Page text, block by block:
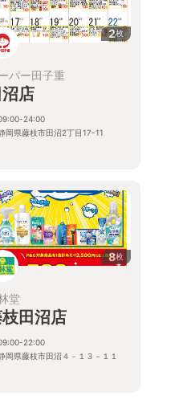
2枚
パー田子重
沼店
24:00
岡県藤枝市田沼2丁目17-11
8枚
堂
田沼店
22:00
岡県藤枝市田沼４－１３－１１